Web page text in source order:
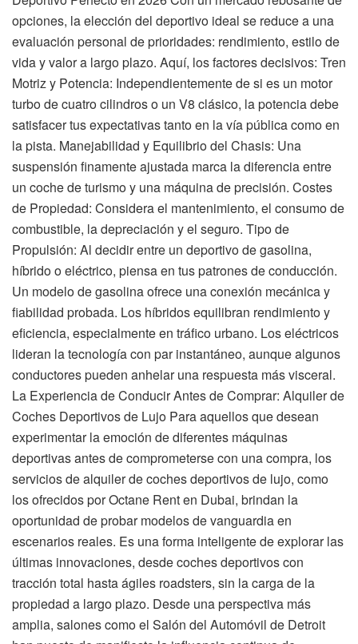
opciones, la elección del deportivo ideal se reduce a una
evaluación personal de prioridades: rendimiento, estilo de
vida y valor a largo plazo. Aquí, los factores decisivos: Tren
Motriz y Potencia: Independientemente de si es un motor
turbo de cuatro cilindros o un V8 clásico, la potencia debe
satisfacer tus expectativas tanto en la vía pública como en
la pista. Manejabilidad y Equilibrio del Chasis: Una
suspensión finamente ajustada marca la diferencia entre
un coche de turismo y una máquina de precisión. Costes
de Propiedad: Considera el mantenimiento, el consumo de
combustible, la depreciación y el seguro. Tipo de
Propulsión: Al decidir entre un deportivo de gasolina,
híbrido o eléctrico, piensa en tus patrones de conducción.
Un modelo de gasolina ofrece una conexión mecánica y
fiabilidad probada. Los híbridos equilibran rendimiento y
eficiencia, especialmente en tráfico urbano. Los eléctricos
lideran la tecnología con par instantáneo, aunque algunos
conductores pueden anhelar una respuesta más visceral.
La Experiencia de Conducir Antes de Comprar: Alquiler de
Coches Deportivos de Lujo Para aquellos que desean
experimentar la emoción de diferentes máquinas
deportivas antes de comprometerse con una compra, los
servicios de alquiler de coches deportivos de lujo, como
los ofrecidos por Octane Rent en Dubai, brindan la
oportunidad de probar modelos de vanguardia en
escenarios reales. Es una forma inteligente de explorar las
últimas innovaciones, desde coches deportivos con
tracción total hasta ágiles roadsters, sin la carga de la
propiedad a largo plazo. Desde una perspectiva más
amplia, salones como el Salón del Automóvil de Detroit